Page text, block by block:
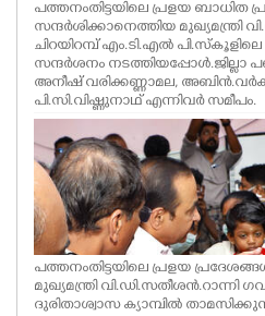
പത്തനംതിട്ടയിലെ പ്രളയ ബാധിത
സന്ദർശിക്കാനെത്തിയ മുഖ്യമന്ത്രി
ചിറയിറമ്പ് എം.ടി.എൽ പി.സ്കൂളിലെ
സന്ദർശനം
അനീഷ് വരിക്കണ്ണാമല,
പി.സി.വിഷ്ണുനാഥ് എന്നിവർ സമീപം.
പത്തനംതിട്ടയിലെ പ്രളയ
മുഖ്യമന്ത്രി
ദുരിതാശ്വാസ ക്യാമ്പിൽ